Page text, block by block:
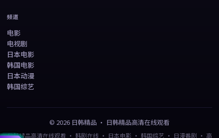
频道
电影
电视剧
日本电影
韩国电影
日本动漫
韩国综艺
© 2026 日韩精品 · 日韩精品高清在线观看
日韩精品高清在线观看 · 韩剧在线 · 日本电影 · 韩国综艺 · 日漫番剧 · 高